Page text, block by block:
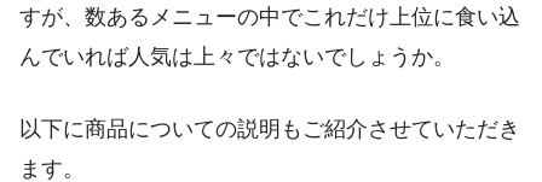
すが、数あるメニューの中でこれだけ上位に食い込
んでいれば人気は上々ではないでしょうか。
以下に商品についての説明もご紹介させていただき
ます。